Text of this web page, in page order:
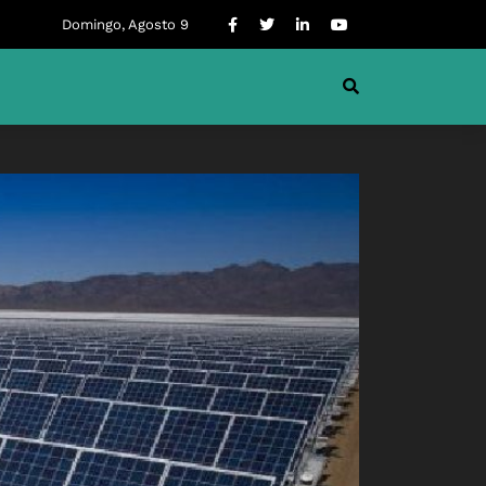
Domingo, Agosto 9